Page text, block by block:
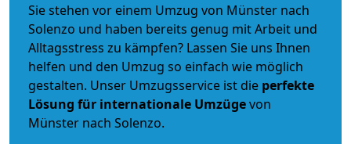
Sie stehen vor einem Umzug von Münster nach
Solenzo und haben bereits genug mit Arbeit und
Alltagsstress zu kämpfen? Lassen Sie uns Ihnen
helfen und den Umzug so einfach wie möglich
gestalten. Unser Umzugsservice ist die perfekte
Lösung für internationale Umzügevon
Münster nach Solenzo.